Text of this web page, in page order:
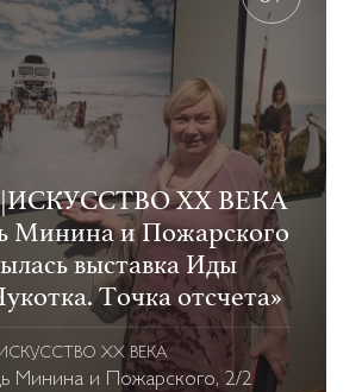
XX ВЕКА
Минина и Пожарского
выставка Иды
Точка отсчета»
ИСКУССТВО XX ВЕКА
Минина и Пожарского, 2/2